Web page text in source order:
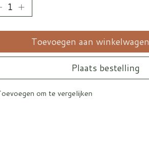
Toevoegen aan winkelwagen
Plaats bestelling
om te vergelijken